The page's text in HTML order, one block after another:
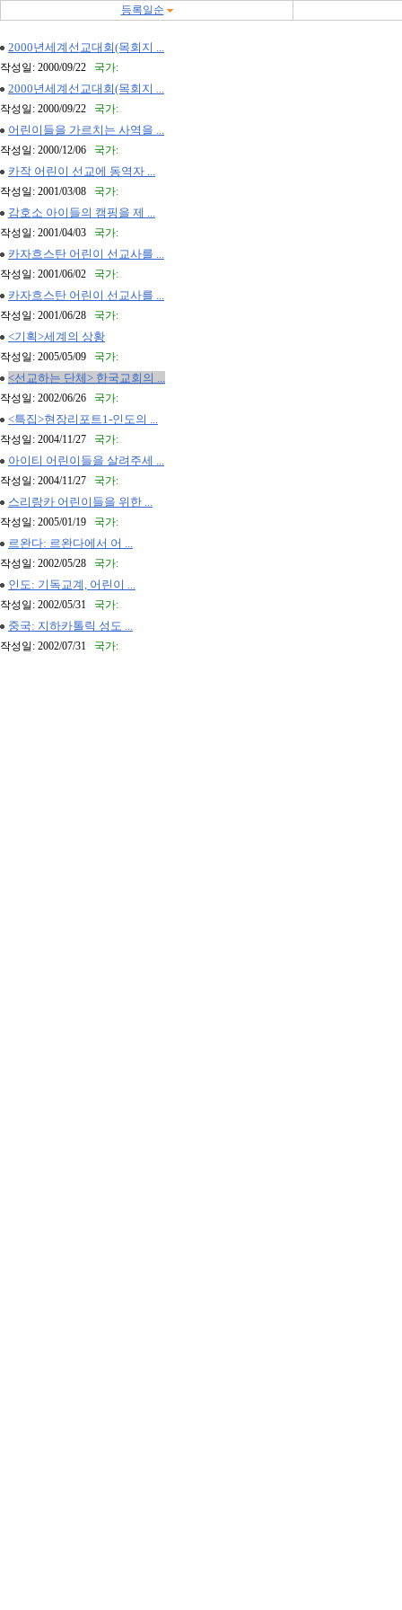
등록일순
2000년세계선교대회(목회지 ...
작성일: 2000/09/22 국가:
2000년세계선교대회(목회지 ...
작성일: 2000/09/22 국가:
어린이들을 가르치는 사역을 ...
작성일: 2000/12/06 국가:
카작 어린이 선교에 동역자 ...
작성일: 2001/03/08 국가:
감호소 아이들의 캠핑을 제 ...
작성일: 2001/04/03 국가:
카자흐스탄 어린이 선교사를 ...
작성일: 2001/06/02 국가:
카자흐스탄 어린이 선교사를 ...
작성일: 2001/06/28 국가:
<기획>세계의 상황
작성일: 2005/05/09 국가:
<선교하는 단체> 한국교회의 ...
작성일: 2002/06/26 국가:
<특집>현장리포트1-인도의 ...
작성일: 2004/11/27 국가:
아이티 어린이들을 살려주세 ...
작성일: 2004/11/27 국가:
스리랑카 어린이들을 위한 ...
작성일: 2005/01/19 국가:
르완다: 르완다에서 어 ...
작성일: 2002/05/28 국가:
인도: 기독교계, 어린이 ...
작성일: 2002/05/31 국가:
중국: 지하카톨릭 성도 ...
작성일: 2002/07/31 국가: